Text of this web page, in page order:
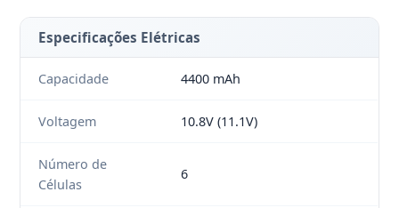
Especificações Elétricas
Capacidade 4400 mAh
Voltagem 10.8V (11.1V)
Número de
Células
6